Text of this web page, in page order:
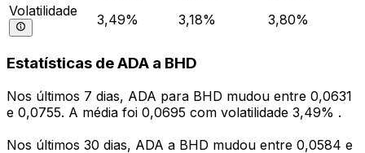
Volatilidade
3,49% 3,18% 3,80%
Estatísticas de ADA a BHD
Nos últimos 7 dias, ADA para BHD mudou entre 0,0631
e 0,0755. A média foi 0,0695 com volatilidade 3,49% .
Nos últimos 30 dias, ADA a BHD mudou entre 0,0584 e